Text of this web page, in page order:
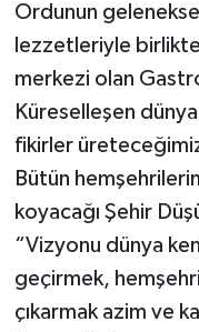
Ordunun
lezzetleriyle
merkezi olan
Küreselleşen
fikirler
Bütün
koyacağı Şehir
“Vizyonu dünya
geçirmek,
çıkarmak azim ve